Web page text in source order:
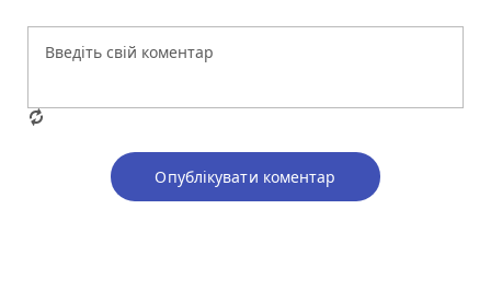
Опублікувати коментар